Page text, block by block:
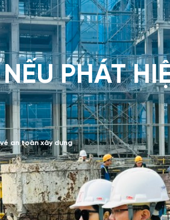
PHÁT
an toàn xây dựng